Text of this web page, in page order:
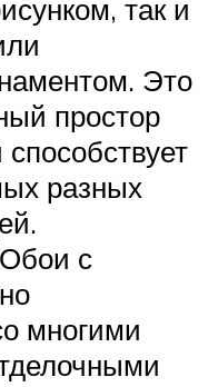
так и
Это
простор
разных
с
многими